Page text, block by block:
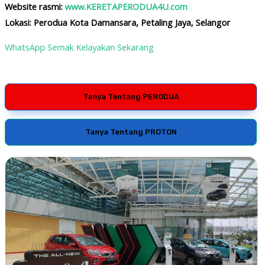
Website rasmi: www.KERETAPERODUA4U.com
Lokasi: Perodua Kota Damansara, Petaling Jaya, Selangor
WhatsApp Semak Kelayakan Sekarang
Tanya Tentang PERODUA
Tanya Tentang PROTON